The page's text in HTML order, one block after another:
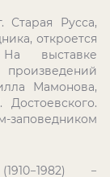
Русса,
откроется
выставке
Мамонова,
−